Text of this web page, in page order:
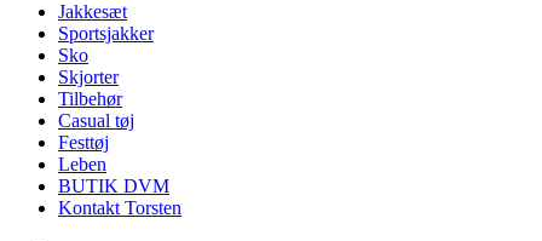
Jakkesæt
Sportsjakker
Sko
Skjorter
Tilbehør
Casual tøj
Festtøj
Leben
BUTIK DVM
Kontakt Torsten